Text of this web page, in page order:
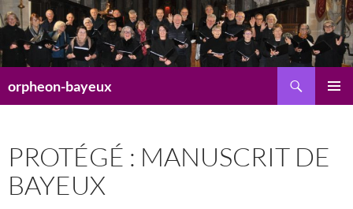
Aller
au
contenu
orpheon-bayeux
PROTÉGÉ : MANUSCRIT DE
BAYEUX